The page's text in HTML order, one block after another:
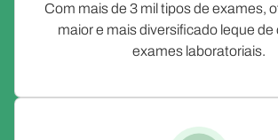
Com mais de 3 mil tipos de exames,
maior e mais diversificado leque de
exames laboratoriais.